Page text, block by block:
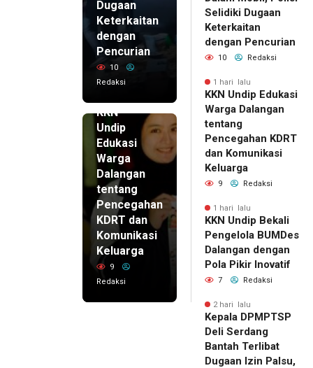
Dugaan
Keterkaitan
dengan
Pencurian
10
Redaksi
KKN
Undip
Edukasi
Warga
Dalangan
tentang
Pencegahan
KDRT dan
Komunikasi
Keluarga
9
Redaksi
Selidiki Dugaan
Keterkaitan
dengan Pencurian
10 Redaksi
1 hari lalu
KKN Undip Edukasi
Warga Dalangan
tentang
Pencegahan KDRT
dan Komunikasi
Keluarga
9 Redaksi
1 hari lalu
KKN Undip Bekali
Pengelola BUMDes
Dalangan dengan
Pola Pikir Inovatif
7 Redaksi
2 hari lalu
Kepala DPMPTSP
Deli Serdang
Bantah Terlibat
Dugaan Izin Palsu,